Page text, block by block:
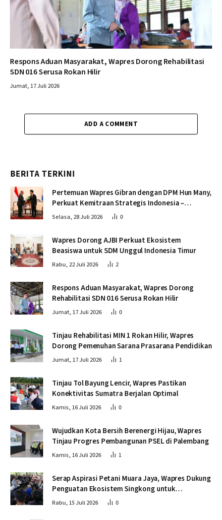
Respons Aduan Masyarakat, Wapres Dorong Rehabilitasi
SDN 016 Serusa Rokan Hilir
Jumat, 17 Juli 2026
ADD A COMMENT
BERITA TERKINI
Pertemuan Wapres Gibran dengan DPM Hun Many,
Perkuat Kemitraan Strategis Indonesia –
Kamboja
Selasa, 28 Juli 2026 0
Wapres Dorong AJBI Perkuat Ekosistem
Beasiswa untuk SDM Unggul Indonesia Timur
Rabu, 22 Juli 2026 2
Respons Aduan Masyarakat, Wapres Dorong
Rehabilitasi SDN 016 Serusa Rokan Hilir
Jumat, 17 Juli 2026 0
Tinjau Rehabilitasi MIN 1 Rokan Hilir, Wapres
Dorong Pemenuhan Sarana Prasarana Pendidikan
Jumat, 17 Juli 2026 1
Tinjau Tol Bayung Lencir, Wapres Pastikan
Konektivitas Sumatra Berjalan Optimal
Kamis, 16 Juli 2026 0
Wujudkan Kota Bersih Berenergi Hijau, Wapres
Tinjau Progres Pembangunan PSEL di Palembang
Kamis, 16 Juli 2026 1
Serap Aspirasi Petani Muara Jaya, Wapres Dukung
Penguatan Ekosistem Singkong untuk
Swasembada Pangan
Rabu, 15 Juli 2026 0